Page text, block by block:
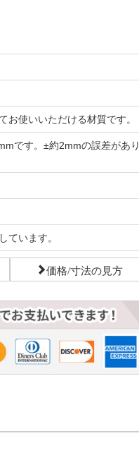
お使いいただける材質です。
です。±約2mmの誤差があり
ています。
価格/寸法の見方